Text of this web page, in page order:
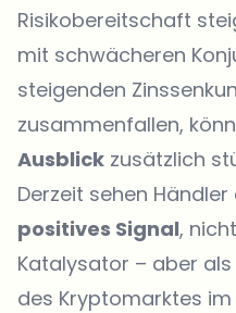
Risikobereitschaft
mit schwächeren
steigenden
zusammenfallen,
Ausblick zusätzlich
Derzeit sehen Händler
positives Signal,
Katalysator – aber
des Kryptomarktes